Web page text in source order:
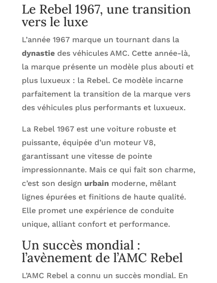
Le Rebel 1967, une transition
vers le luxe
L’année 1967 marque un tournant dans la
dynastiedes véhicules AMC. Cette année-là,
la marque présente un modèle plus abouti et
plus luxueux : la Rebel. Ce modèle incarne
parfaitement la transition de la marque vers
des véhicules plus performants et luxueux.
La Rebel 1967 est une voiture robuste et
puissante, équipée d’un moteur V8,
garantissant une vitesse de pointe
impressionnante. Mais ce qui fait son charme,
c’est son design urbain moderne, mêlant
lignes épurées et finitions de haute qualité.
Elle promet une expérience de conduite
unique, alliant confort et performance.
Un succès mondial :
l’avènement de l’AMC Rebel
L’AMC Rebel a connu un succès mondial. En